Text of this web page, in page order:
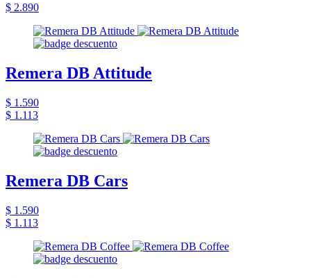
$ 2.890
Remera DB Attitude
$ 1.590
$ 1.113
Remera DB Cars
$ 1.590
$ 1.113